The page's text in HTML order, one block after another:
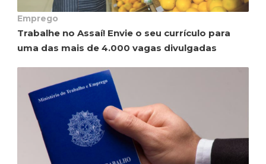
Emprego
Trabalhe no Assaí! Envie o seu currículo para
uma das mais de 4.000 vagas divulgadas